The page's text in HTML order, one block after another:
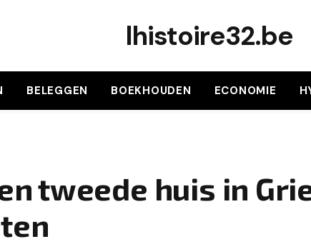
lhistoire32.be
BELEGGEN BOEKHOUDEN ECONOMIE
tweede huis in